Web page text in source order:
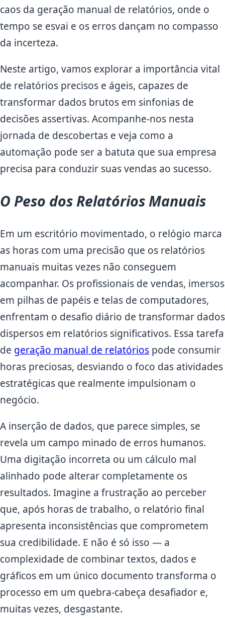
caos da geração manual de relatórios, onde o
tempo se esvai e os erros dançam no compasso
da incerteza.
Neste artigo, vamos explorar a importância vital
de relatórios precisos e ágeis, capazes de
transformar dados brutos em sinfonias de
decisões assertivas. Acompanhe-nos nesta
jornada de descobertas e veja como a
automação pode ser a batuta que sua empresa
precisa para conduzir suas vendas ao sucesso.
O Peso dos Relatórios Manuais
Em um escritório movimentado, o relógio marca
as horas com uma precisão que os relatórios
manuais muitas vezes não conseguem
acompanhar. Os profissionais de vendas, imersos
em pilhas de papéis e telas de computadores,
enfrentam o desafio diário de transformar dados
dispersos em relatórios significativos. Essa tarefa
de geração manual de relatórios pode consumir
horas preciosas, desviando o foco das atividades
estratégicas que realmente impulsionam o
negócio.
A inserção de dados, que parece simples, se
revela um campo minado de erros humanos.
Uma digitação incorreta ou um cálculo mal
alinhado pode alterar completamente os
resultados. Imagine a frustração ao perceber
que, após horas de trabalho, o relatório final
apresenta inconsistências que comprometem
sua credibilidade. E não é só isso — a
complexidade de combinar textos, dados e
gráficos em um único documento transforma o
processo em um quebra-cabeça desafiador e,
muitas vezes, desgastante.